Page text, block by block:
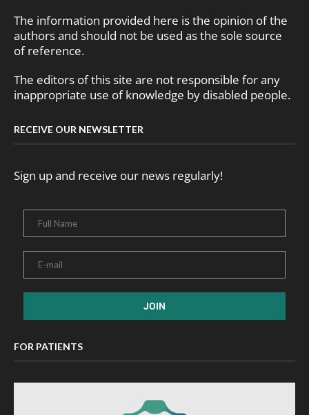
The information provided here is the opinion of the
authors and should not be used as the sole source
of reference.
The editors of this site are not responsible for any
inappropriate use of knowledge by disabled people.
RECEIVE OUR NEWSLETTER
Sign up and receive our news regularly!
FOR PATIENTS